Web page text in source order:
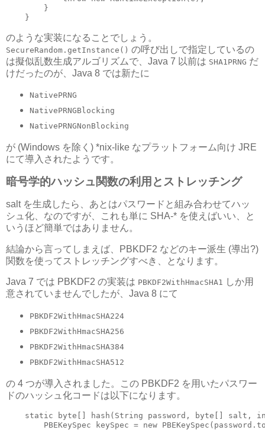
        }
のような実装になることでしょう。
SecureRandom.getInstance() の呼び出しで指定しているの
は擬似乱数生成アルゴリズムで、Java 7 以前は SHA1PRNG だ
けだったのが、Java 8 では新たに
NativePRNG
NativePRNGBlocking
NativePRNGNonBlocking
が (Windows を除く) *nix-like なプラットフォーム向け JRE
にて導入されたようです。
暗号学的ハッシュ関数の利用とストレッチング
salt を生成したら、あとはパスワードと組み合わせてハッ
シュ化、なのですが、これも単に SHA-* を使えばいい、と
いうほど簡単ではありません。
結論から言ってしまえば、PBKDF2 などのキー派生 (導出?)
関数を使ってストレッチングすべき、となります。
Java 7 では PBKDF2 の実装は PBKDF2WithHmacSHA1 しか用
意されていませんでしたが、Java 8 にて
PBKDF2WithHmacSHA224
PBKDF2WithHmacSHA256
PBKDF2WithHmacSHA384
PBKDF2WithHmacSHA512
の 4 つが導入されました。この PBKDF2 を用いたパスワー
ドのハッシュ化コードは以下になります。
static byte[] hash(String password, byte[] salt,
PBEKeySpec keySpec = new